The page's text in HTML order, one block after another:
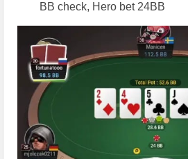
BB check, Hero bet 24BB